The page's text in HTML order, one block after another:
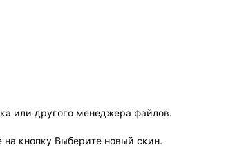
или другого менеджера файлов.
кнопку Выберите новый скин.